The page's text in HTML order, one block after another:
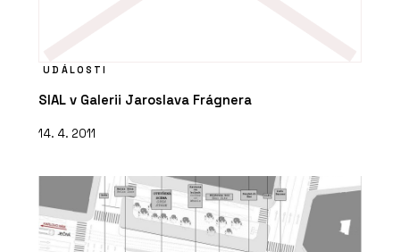
UDÁLOSTI
SIAL v Galerii Jaroslava Frágnera
14. 4. 2011